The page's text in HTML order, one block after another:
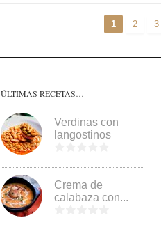
1 2 3
ÚLTIMAS RECETAS…
Verdinas con
langostinos
Crema de
calabaza con...